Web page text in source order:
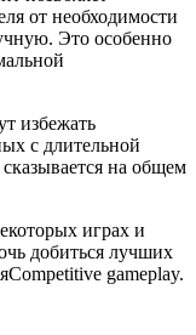
от необходимости
Это особенно
избежать
с длительной
на общем
играх и
добиться лучших
gameplay.